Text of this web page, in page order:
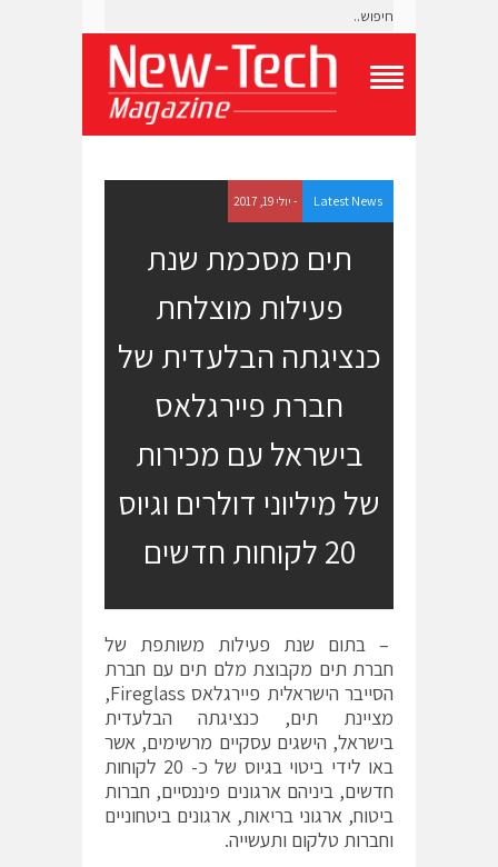
g
l
e
N
Latest News - יולי 19, 2017
תים מסכמת שנת
פעילות מוצלחת
כנציגתה הבלעדית של
חברת פיירגלאס
בישראל עם מכירות
של מיליוני דולרים וגיוס
20 לקוחות חדשים
– בתום שנת פעילות משותפת של
חברת תים מקבוצת מלם תים עם חברת
הסייבר הישראלית פיירגלאס Fireglass,
מציינת תים, כנציגתה הבלעדית
בישראל, הישגים עסקיים מרשימים, אשר
באו לידי ביטוי בגיוס של כ- 20 לקוחות
חדשים, ביניהם ארגונים פיננסיים, חברות
ביטוח, ארגוני בריאות, ארגונים ביטחוניים
וחברות טלקום ותעשייה.